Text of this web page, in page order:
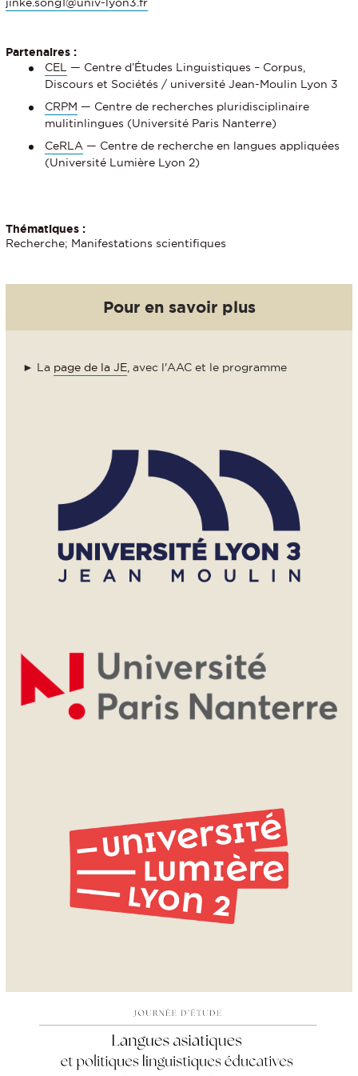
Partenaires :
CEL
— Centre d’Études Linguistiques – Corpus,
Discours et Sociétés / université Jean-Moulin Lyon 3
CRPM — Centre de recherches pluridisciplinaire
mulitinlingues (Université Paris Nanterre)
CeRLA — Centre de recherche en langues appliquées
(Université Lumière Lyon 2)
Thématiques :
Recherche; Manifestations scientifiques
Pour en savoir plus
► La page de la JE , avec l'AAC et le programme